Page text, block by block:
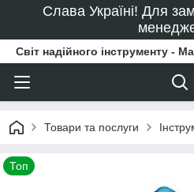
Слава Україні! Для
Світ надійного інструменту -
Товари та послуги
Топ